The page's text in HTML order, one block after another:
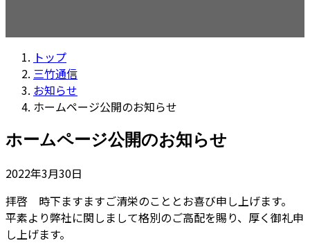
トップ
三竹通信
お知らせ
ホームページ公開のお知らせ
ホームページ公開のお知らせ
2022年3月30日
拝啓 時下ますますご清栄のこととお喜び申し上げます。
平素より弊社に関しまして格別のご高配を賜り、厚く御礼申
し上げます。